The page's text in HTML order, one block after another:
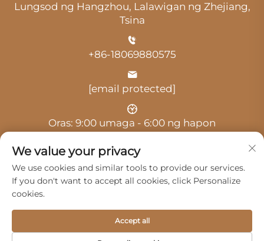
Lungsod ng Hangzhou, Lalawigan ng Zhejiang,
Tsina
+86-18069880575
[email protected]
Oras: 9:00 umaga - 6:00 ng hapon
Service Co., Ltd. -
Patakaran sa privacy
Mga Produkto Serbisyo Tungkol Sa Amin
We value your privacy
We use cookies and similar tools to provide our services.
If you don't want to accept all cookies, click Personalize
cookies.
Accept all